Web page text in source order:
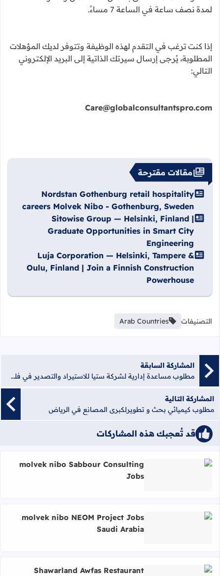
لمدة نصف ساعة في الساعة 7 مساءً.
إذا كنت ترغب في التقدم لهذه الوظيفة وتتوفر لديك المؤهلات
المطلوبة، يُرجى إرسال سيرتك الذاتية إلى البريد الإلكتروني
التالي:
Care@globalconsultantspro.com
مقالات مقترحة
Nordstan Gothenburg retail hospitality
careers Molvek Nibo - Gothenburg, Sweden
Sitowise Group — Helsinki, Finland |
Graduate Opportunities in Smart City
Engineering
Luja Corporation — Helsinki, Tampere &
Oulu, Finland | Join a Finnish Construction
Powerhouse
التصنيفات Arab Countries
المشاركة السابقة
مطلوب مساعدة إدارية لشركة ستيا للاستيراد والتصدير في فلسطين
المشاركة التالية
مطلوب كيميائي بحث و تطويرلكبرى المصانع في الرياض
قد تُعجبك هذه المشاركات
اقرأ المزيد عن molvek nibo Sabbour Consulting Jobs
molvek nibo Sabbour Consulting
Jobs
اقرأ المزيد عن molvek nibo NEOM Project Jobs Saudi Arabia
molvek nibo NEOM Project Jobs
Saudi Arabia
Shawarland Awfas Restaurant